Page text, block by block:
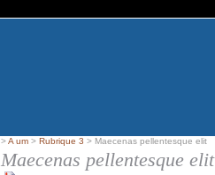
>A um> Rubrique 3 > Maecenas pellentesque elit
Maecenas pellentesque elit